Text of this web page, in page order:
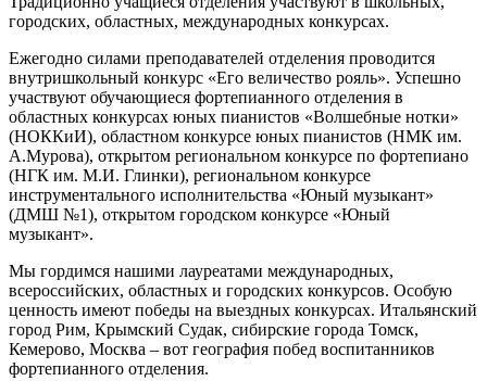
городских, областных, международных конкурсах.
Ежегодно силами преподавателей отделения проводится
внутришкольный конкурс «Его величество рояль». Успешно
участвуют обучающиеся фортепианного отделения в
областных конкурсах юных пианистов «Волшебные нотки»
(НОККиИ), областном конкурсе юных пианистов (НМК им.
А.Мурова), открытом региональном конкурсе по фортепиано
(НГК им. М.И. Глинки), региональном конкурсе
инструментального исполнительства «Юный музыкант»
(ДМШ №1), открытом городском конкурсе «Юный
музыкант».
Мы гордимся нашими лауреатами международных,
всероссийских, областных и городских конкурсов. Особую
ценность имеют победы на выездных конкурсах. Итальянский
город Рим, Крымский Судак, сибирские города Томск,
Кемерово, Москва – вот география побед воспитанников
фортепианного отделения.